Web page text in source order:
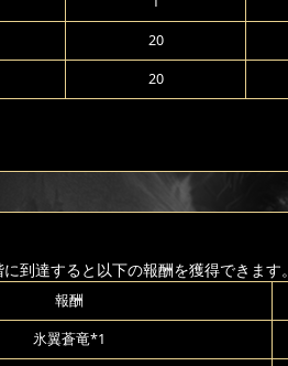
20
20
到達すると以下の報酬を獲得できます。
報酬
氷翼蒼竜*1